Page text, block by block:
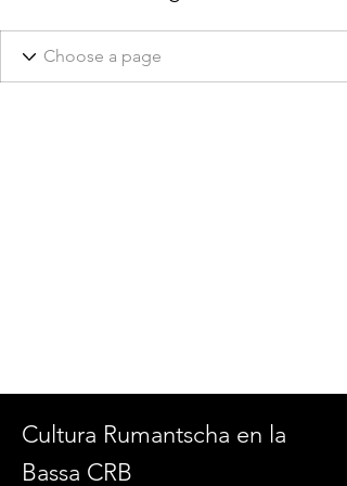
Cultura Rumantscha en la
Bassa CRB